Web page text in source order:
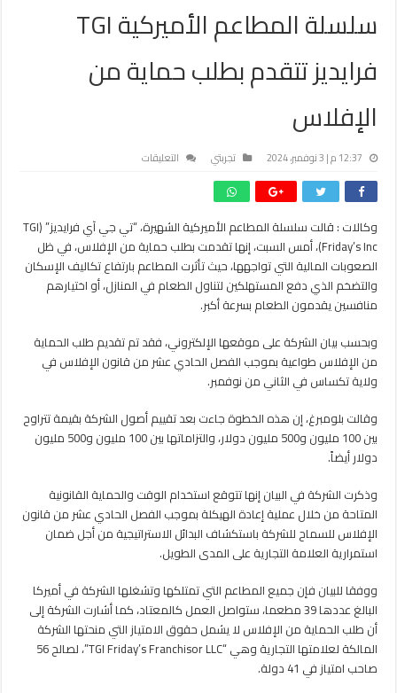
سلسلة المطاعم الأميركية TGI
فرايديز تتقدم بطلب حماية من
الإفلاس
12:37 م | 3 نوفمبر، 2024 تجربتي التعليقات
TGI
فرايديز
تتقدم
بطلب
مغلقة
وكالات : قالت سلسلة المطاعم الأميركية الشهيرة، “تي جي آي فرايديز” (TGI
Friday’s Inc)، أمس السبت، إنها تقدمت بطلب حماية من الإفلاس، في ظل
الصعوبات المالية التي تواجهها، حيث تأثرت المطاعم بارتفاع تكاليف الإسكان
والتضخم الذي دفع المستهلكين لتناول الطعام في المنازل، أو اختيارهم
منافسين يقدمون الطعام بسرعة أكبر.
وبحسب بيان الشركة على موقعها الإلكتروني، فقد تم تقديم طلب الحماية
من الإفلاس طواعية بموجب الفصل الحادي عشر من قانون الإفلاس في
ولاية تكساس في الثاني من نوفمبر.
وقالت بلومبرغ، إن هذه الخطوة جاءت بعد تقييم أصول الشركة بقيمة تتراوح
بين 100 مليون و500 مليون دولار، والتزاماتها بين 100 مليون و500 مليون
دولار أيضاً.
وذكرت الشركة في البيان إنها تتوقع استخدام الوقت والحماية القانونية
المتاحة من خلال عملية إعادة الهيكلة بموجب الفصل الحادي عشر من قانون
الإفلاس للسماح للشركة باستكشاف البدائل الاستراتيجية من أجل ضمان
استمرارية العلامة التجارية على المدى الطويل.
ووفقا للبيان فإن جميع المطاعم التي تمتلكها وتشغلها الشركة في أميركا
البالغ عددها 39 مطعما، ستواصل العمل كالمعتاد، كما أشارت الشركة إلى
أن طلب الحماية من الإفلاس لا يشمل حقوق الامتياز التي منحتها الشركة
المالكة لعلامتها التجارية وهي “TGI Friday’s Franchisor LLC”، لصالح 56
صاحب امتياز في 41 دولة.